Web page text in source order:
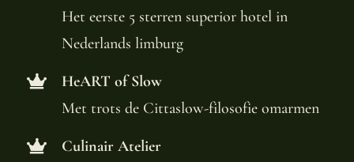
Het eerste 5 sterren superior hotel in
Nederlands limburg
HeART of Slow
Met trots de Cittaslow-filosofie omarmen
Culinair Atelier